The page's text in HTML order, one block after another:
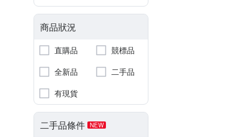
商品狀況
直購品
競標品
全新品
二手品
有現貨
二手品條件 NEW